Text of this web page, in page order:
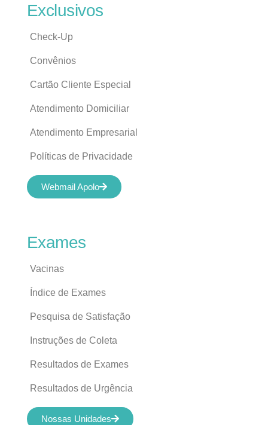
Exames
Vacinas
Índice de Exames
Pesquisa de Satisfação
Instruções de Coleta
Resultados de Exames
Resultados de Urgência
Nossas Unidades
Exclusivos
Check-Up
Convênios
Cartão Cliente Especial
Atendimento Domiciliar
Atendimento Empresarial
Políticas de Privacidade
Webmail Apolo